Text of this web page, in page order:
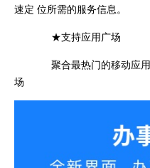
速定 位所需的服务信息。
★支持应用广场
聚合最热门的移动应用
场